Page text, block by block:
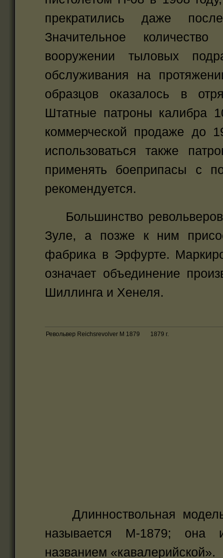
прекратились даже
Значительное
вооружении тыловых
обслуживания на
образцов оказалось в
Штатные патроны калибра
коммерческой продаже до
использоваться также
применять боеприпасы с
рекомендуется.
Большинство револьверов
Зуле, а позже к ним
фабрика в Эрфурте.
означает объединение
Шиллинга и Хенеля.
Револьвер Reichsrevolver М 1879 1879 г.
Длинноствольная
называется М-1879; она
названием «кавалерийской».